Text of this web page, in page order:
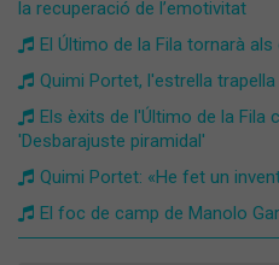
la recuperació de l’emotivitat
​El Último de la Fila tornarà
Quimi Portet, l'estrella trapella
Els èxits de l'Último de la Fila
'Desbarajuste piramidal'
Quimi Portet: «He fet un
El foc de camp de Manolo